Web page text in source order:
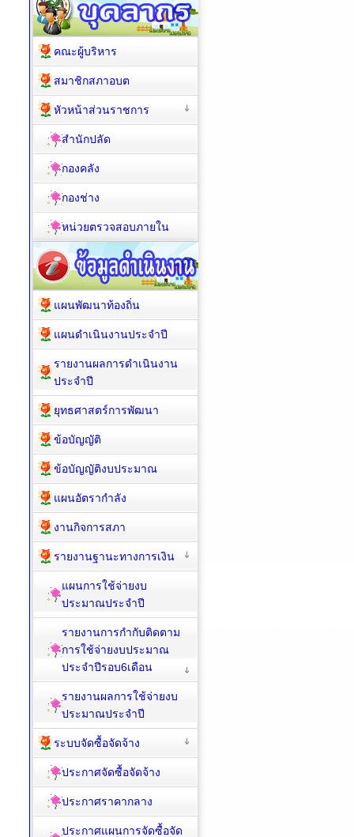
คณะผู้บริหาร
สมาชิกสภาอบต
หัวหน้าส่วนราชการ
สำนักปลัด
กองคลัง
กองช่าง
หน่วยตรวจสอบภายใน
แผนพัฒนาท้องถิ่น
แผนดำเนินงานประจำปี
รายงานผลการดำเนินงาน
ประจำปี
ยุทธศาสตร์การพัฒนา
ข้อบัญญัติ
ข้อบัญญัติงบประมาณ
แผนอัตรากำลัง
งานกิจการสภา
รายงานฐานะทางการเงิน
แผนการใช้จ่ายงบ
ประมาณประจำปี
รายงานการกำกับติดตาม
การใช้จ่ายงบประมาณ
ประจำปีรอบ6เดือน
รายงานผลการใช้จ่ายงบ
ประมาณประจำปี
ระบบจัดซื้อจัดจ้าง
ประกาศจัดซื้อจัดจ้าง
ประกาศราคากลาง
ประกาศแผนการจัดซื้อจัด